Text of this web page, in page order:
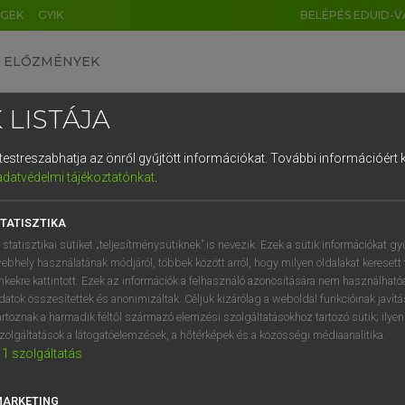
GYIK BELÉPÉS EDUID-
ELŐZMÉNYEK
szótár
VAN ELŐFIZETÉSED?
megtekintéséhez.
LISTÁJA
az önről gyűjtött információkat. További információért
tájékoztatónkat.
statisztikai sütiket „teljesítménysütiknek” is nevezik. Ezek a sütik információkat
használatának módjáról, többek között arról, hogy milyen oldalakat keresett
kattintott. Ezek az információk a felhasználó azonosítására nem
összesítettek és anonimizáltak. Céljuk kizárólag a weboldal funkcióinak
a harmadik féltől származó elemzési szolgáltatásokhoz tartozó sütik;
a látogatóelemzések, a hőtérképek és a közösségi médiaanalitika.
1 szolgáltatás
DE CN FR ES IT NL
1 2 3 4 5 6 7 8 9
q w e r t z u i
a s d f g h j k l é
í y x c v b n m , .